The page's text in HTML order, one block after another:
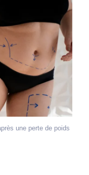
une perte de poids